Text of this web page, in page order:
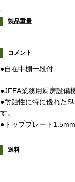
製品重量
コメント
●自在中棚一段付
●JFEA業務用厨房設備
●耐蝕性に特に優れた
す。
●トッププレート1.5mm
送料